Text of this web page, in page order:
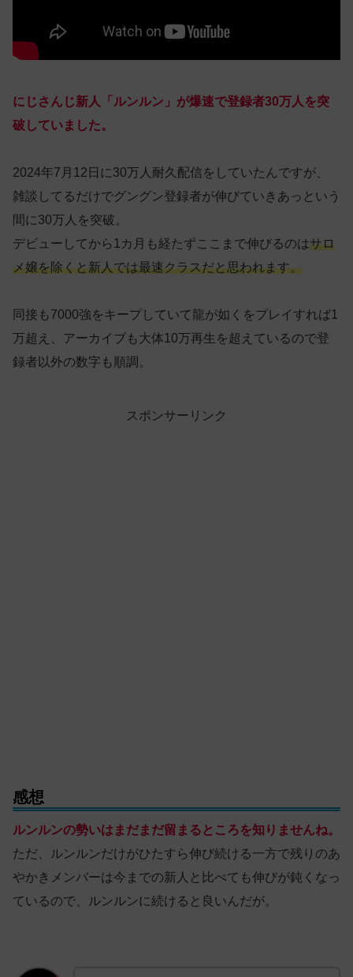
にじさんじ新人「ルンルン」が爆速で登録者30万人を突
破していました。
2024年7月12日に30万人耐久配信をしていたんですが、
雑談してるだけでグングン登録者が伸びていきあっという
間に30万人を突破。
デビューしてから1カ月も経たずここまで伸びるのはサロ
メ嬢を除くと新人では最速クラスだと思われます。
同接も7000強をキープしていて龍が如くをプレイすれば1
万超え、アーカイブも大体10万再生を超えているので登
録者以外の数字も順調。
スポンサーリンク
感想
ルンルンの勢いはまだまだ留まるところを知りませんね。
ただ、ルンルンだけがひたすら伸び続ける一方で残りのあ
やかきメンバーは今までの新人と比べても伸びが鈍くなっ
ているので、ルンルンに続けると良いんだが。